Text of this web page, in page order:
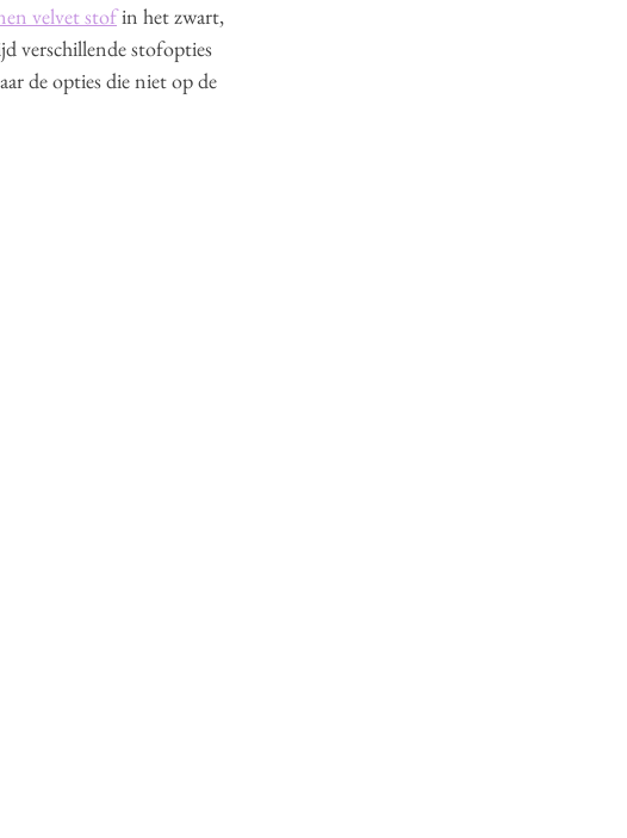
velvet stof in het zwart,
verschillende stofopties
de opties die niet op de